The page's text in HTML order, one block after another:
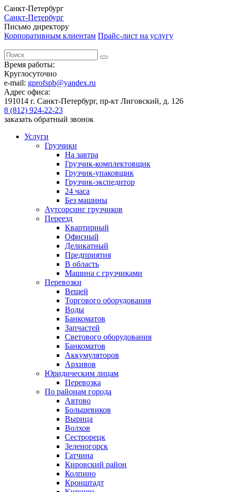
Санкт-Петербург
Санкт-Петербург
Письмо директору
Корпоративным клиентам Прайс-лист на услугу
Время работы:
Круглосуточно
e-mail: gprofspb@yandex.ru
Адрес офиса:
191014 г. Санкт-Петербург, пр-кт Лиговский, д. 126
8 (812) 924-22-23
заказать обратный звонок
Услуги
Грузчики
На завтра
Грузчик-комплектовщик
Грузчик-упаковщик
Грузчик-экспедитор
24 часа
Без машины
Аутсорсинг грузчиков
Переезд
Квартирный
Офисный
Деликатный
Предприятия
В область
Машина с грузчиками
Перевозки
Вещей
Торгового оборудования
Воды
Банкоматов
Запчастей
Светового оборудования
Банкоматов
Аккумуляторов
Архивов
Юридическим лицам
Перевозка
По районам города
Автово
Большевиков
Вырица
Волхов
Сестрорецк
Зеленогорск
Гатчина
Кировский район
Колпино
Кронштадт